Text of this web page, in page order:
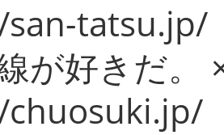
tatsu.jp/
が好きだ。